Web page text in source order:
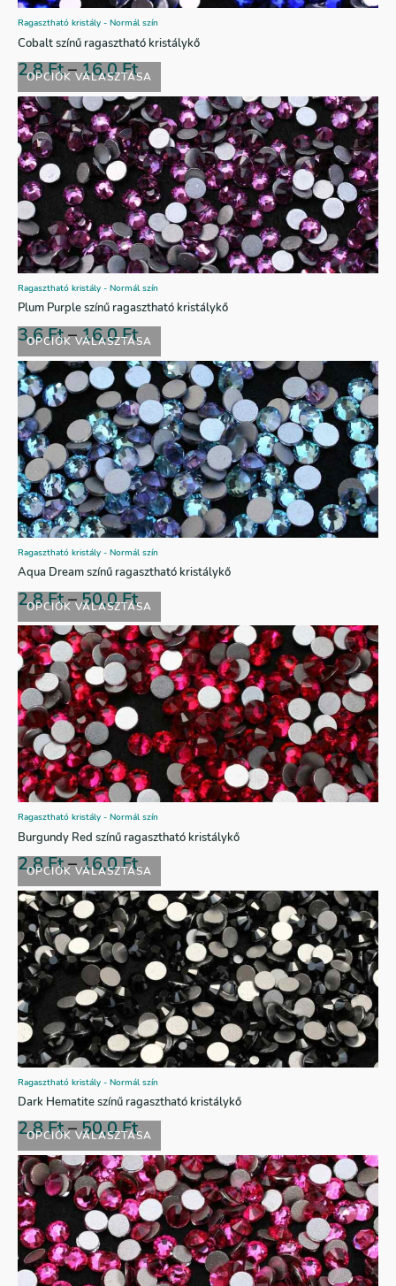
OPCIÓK VÁLASZTÁSA
Ragasztható kristály - Normál szín
Cobalt színű ragasztható kristálykő
2,8Ft–16,0Ft
OPCIÓK VÁLASZTÁSA
Ragasztható kristály - Normál szín
Plum Purple színű ragasztható kristálykő
3,6Ft–16,0Ft
OPCIÓK VÁLASZTÁSA
Ragasztható kristály - Normál szín
Aqua Dream színű ragasztható kristálykő
2,8Ft–50,0Ft
OPCIÓK VÁLASZTÁSA
Ragasztható kristály - Normál szín
Burgundy Red színű ragasztható kristálykő
2,8Ft–16,0Ft
OPCIÓK VÁLASZTÁSA
Ragasztható kristály - Normál szín
Dark Hematite színű ragasztható kristálykő
2,8Ft–50,0Ft